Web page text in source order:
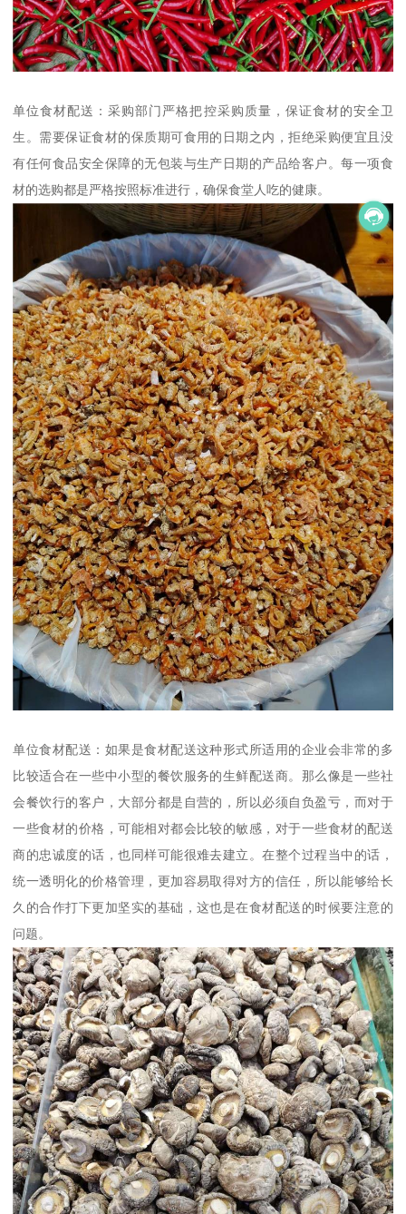
单位食材配送：采购部门严格把控采购质量，保证食材的安全卫
生。需要保证食材的保质期可食用的日期之内，拒绝采购便宜且没
有任何食品安全保障的无包装与生产日期的产品给客户。每一项食
材的选购都是严格按照标准进行，确保食堂人吃的健康。
单位食材配送：如果是食材配送这种形式所适用的企业会非常的多
比较适合在一些中小型的餐饮服务的生鲜配送商。那么像是一些社
会餐饮行的客户，大部分都是自营的，所以必须自负盈亏，而对于
一些食材的价格，可能相对都会比较的敏感，对于一些食材的配送
商的忠诚度的话，也同样可能很难去建立。在整个过程当中的话，
统一透明化的价格管理，更加容易取得对方的信任，所以能够给长
久的合作打下更加坚实的基础，这也是在食材配送的时候要注意的
问题。